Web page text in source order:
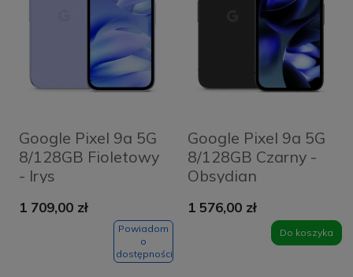
Google Pixel 9a 5G
8/128GB Fioletowy
- Irys
1 709,00 zł
Powiadom
o
dostępności
Google Pixel 9a 5G
8/128GB Czarny -
Obsydian
1 576,00 zł
Do koszyka